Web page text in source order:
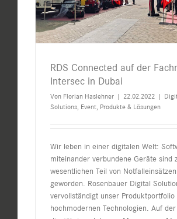
RDS Connected auf der
Intersec in Dubai
Von Florian Haslehner | 22.02.2022 |
Solutions, Event, Produkte & Lösungen
Wir leben in einer digitalen Welt:
miteinander verbundene Geräte sind
wesentlichen Teil von Notfalleinsätzen
geworden. Rosenbauer Digital
vervollständigt unser Produktportfolio
hochmodernen Technologien. Auf der